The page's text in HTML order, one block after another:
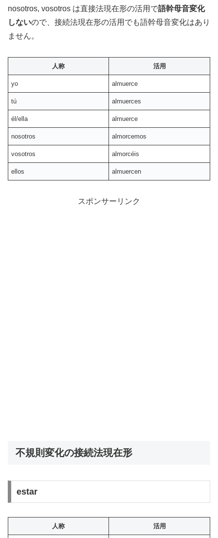
nosotros, vosotros は直接法現在形の活用で語幹母音変化
しないので、接続法現在形の活用でも語幹母音変化はあり
ません。
人称 活用
yo almuerce
tú almuerces
él/ella almuerce
nosotros almorcemos
vosotros almorcéis
ellos almuercen
スポンサーリンク
不規則変化の接続法現在形
estar
人称 活用